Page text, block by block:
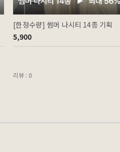
[한정수량] 썸머 나시티 14종 기획
5,900
리뷰 : 0